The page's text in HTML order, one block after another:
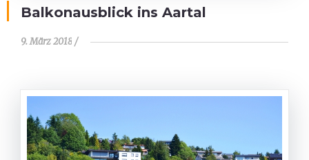
Balkonausblick ins Aartal
9. März 2018